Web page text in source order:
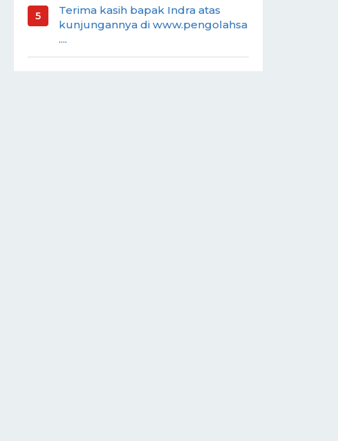
Terima kasih bapak Indra atas
kunjungannya di www.pengolahsa
....